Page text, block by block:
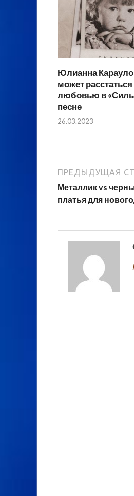
Юлианна
может расстаться
любовью в
песне
26.03.2023
ПРЕДЫДУЩАЯ
Металлик vs
платья для